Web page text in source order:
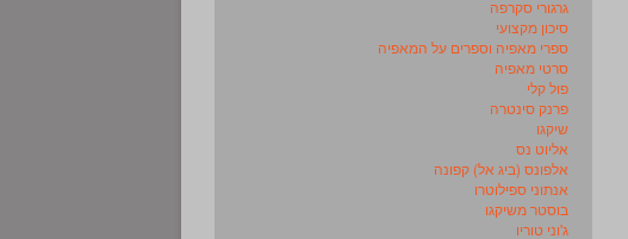
גרגורי סקרפה
סיכון מקצועי
ספרי מאפיה וספרים על המאפיה
סרטי מאפיה
פול קלי
פרנק סינטרה
שיקגו
אליוט נס
אלפונס (ביג אל) קפונה
אנתוני ספילוטרו
בוסטר משיקגו
ג'וני טוריו